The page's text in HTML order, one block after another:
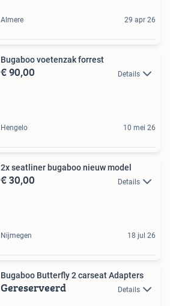
Almere 29 apr 26
Bugaboo voetenzak forrest
€ 90,00 Details
Hengelo 10 mei 26
2x seatliner bugaboo nieuw model
€ 30,00 Details
Nijmegen 18 jul 26
Bugaboo Butterfly 2 carseat Adapters
Gereserveerd Details